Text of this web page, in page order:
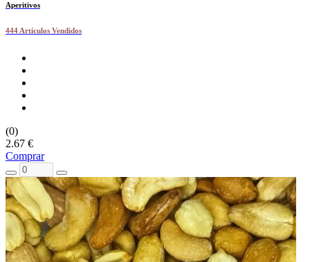
Aperitivos
444 Artículos Vendidos
(0)
2.67 €
Comprar